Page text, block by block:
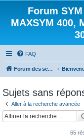
Forum
MAXSYM 400,
FAQ
Forum des scooters SYM - GTS -MAXSYM - CRUISYM - JOYMAX - Maxsym TL
Sujets sans
Aller à la recherche avancée
65